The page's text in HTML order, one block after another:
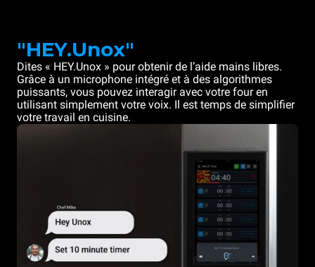
"HEY.Unox"
Dites « HEY.Unox » pour obtenir de l’aide mains libres.
Grâce à un microphone intégré et à des algorithmes
puissants, vous pouvez interagir avec votre four en
utilisant simplement votre voix. Il est temps de simplifier
votre travail en cuisine.